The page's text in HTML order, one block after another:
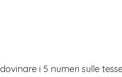
i 5 numeri sulle